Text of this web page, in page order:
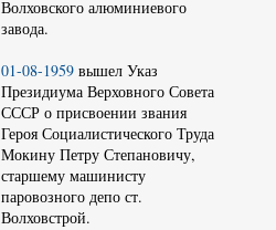
Волховского алюминиевого
завода.
01-08-1959 вышел Указ
Президиума Верховного Совета
СССР о присвоении звания
Героя Социалистического Труда
Мокину Петру Степановичу,
старшему машинисту
паровозного депо ст.
Волховстрой.